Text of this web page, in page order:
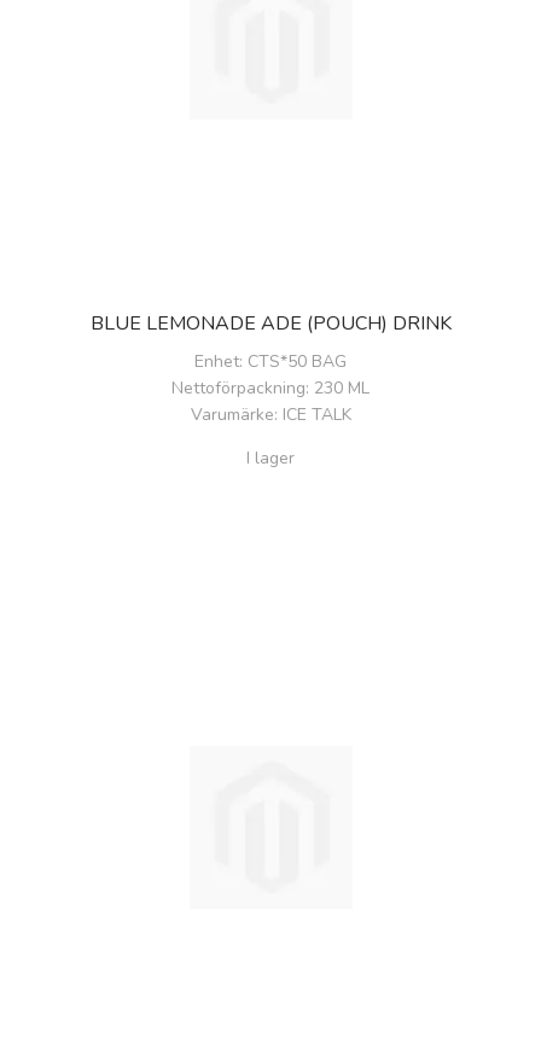
BLUE LEMONADE ADE (POUCH) DRINK
Enhet: CTS*50 BAG
Nettoförpackning: 230 ML
Varumärke: ICE TALK
I lager